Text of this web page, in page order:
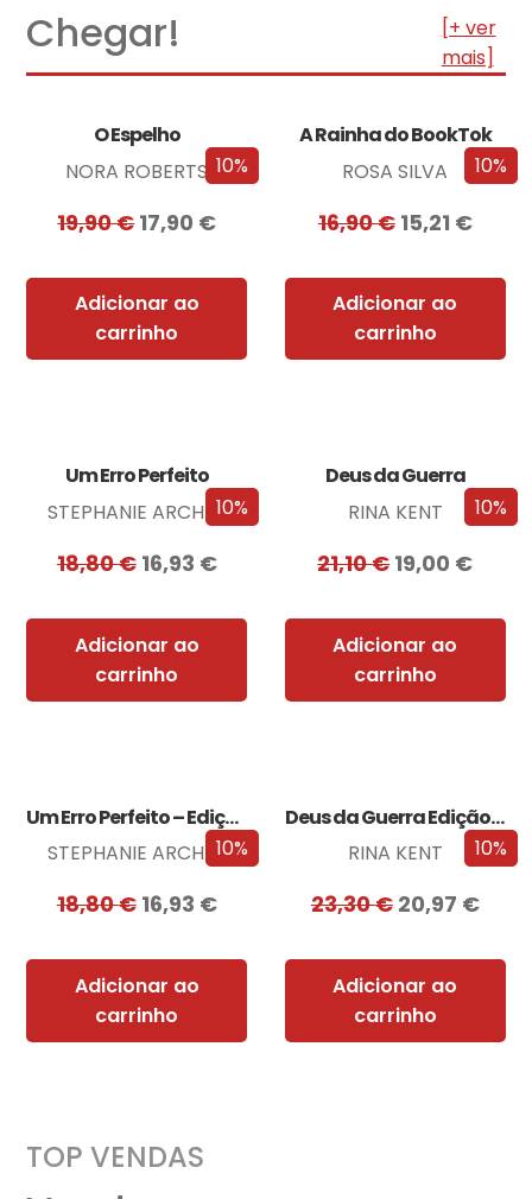
Chegar!
[+ ver
mais]
10%
O Espelho
NORA ROBERTS
19,90€17,90 €
Adicionar ao
carrinho
10%
A Rainha do BookTok
ROSA SILVA
16,90€ 15,21 €
Adicionar ao
carrinho
10%
Um Erro Perfeito
STEPHANIE ARCHER
18,80€ 16,93 €
Adicionar ao
carrinho
10%
Deus da Guerra
RINA KENT
21,10€19,00 €
Adicionar ao
carrinho
10%
Um Erro Perfeito – Edição com EDGES
STEPHANIE ARCHER
18,80€ 16,93 €
Adicionar ao
carrinho
10%
Deus da Guerra Edição com EDGES
RINA KENT
23,30€ 20,97 €
Adicionar ao
carrinho
TOP VENDAS